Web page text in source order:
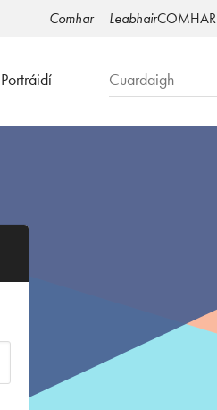
Comhar LeabhairCOMHAR
Portráidí